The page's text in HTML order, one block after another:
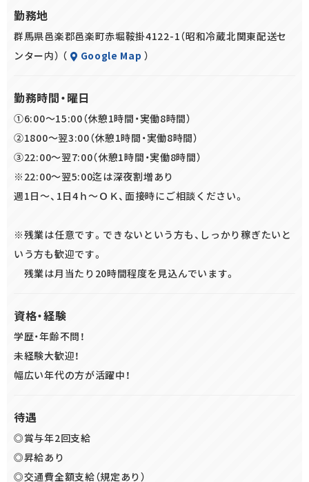
勤務地
群馬県邑楽郡邑楽町赤堀鞍掛4122-1（昭和冷蔵北関東配送セ
ンター内） （
Google Map ）
勤務時間・曜日
①6:00～15:00（休憩1時間・実働8時間）
②1800～翌3:00（休憩1時間・実働8時間）
③22:00～翌7:00（休憩1時間・実働8時間）
※22:00～翌5:00迄は深夜割増あり
週1日～、1日4ｈ～ＯＫ、面接時にご相談ください。
※残業は任意です。できないという方も、しっかり稼ぎたいと
いう方も歓迎です。
残業は月当たり20時間程度を見込んでいます。
資格・経験
学歴・年齢不問！
未経験大歓迎！
幅広い年代の方が活躍中！
待遇
◎賞与年2回支給
◎昇給あり
◎交通費全額支給（規定あり）